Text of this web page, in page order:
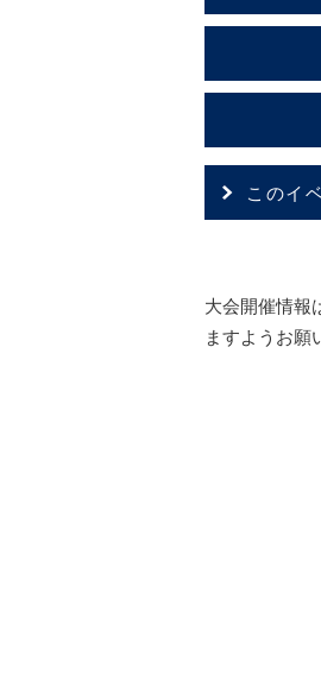
このイ
大会開催情報
ますようお願